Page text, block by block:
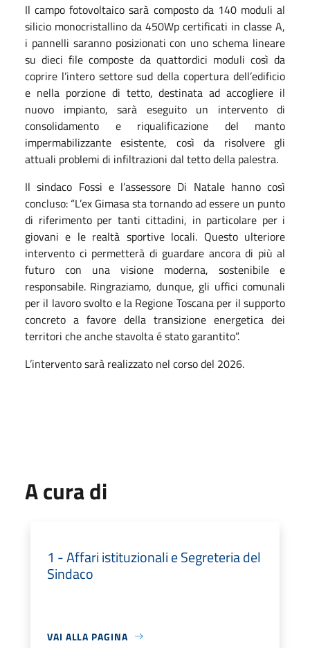
Il campo fotovoltaico sarà composto da 140 moduli al
silicio monocristallino da 450Wp certificati in classe A,
i pannelli saranno posizionati con uno schema lineare
su dieci file composte da quattordici moduli così da
coprire l’intero settore sud della copertura dell’edificio
e nella porzione di tetto, destinata ad accogliere il
nuovo impianto, sarà eseguito un intervento di
consolidamento e riqualificazione del manto
impermabilizzante esistente, così da risolvere gli
attuali problemi di infiltrazioni dal tetto della palestra.
Il sindaco Fossi e l’assessore Di Natale hanno così
concluso: “L’ex Gimasa sta tornando ad essere un punto
di riferimento per tanti cittadini, in particolare per i
giovani e le realtà sportive locali. Questo ulteriore
intervento ci permetterà di guardare ancora di più al
futuro con una visione moderna, sostenibile e
responsabile. Ringraziamo, dunque, gli uffici comunali
per il lavoro svolto e la Regione Toscana per il supporto
concreto a favore della transizione energetica dei
territori che anche stavolta é stato garantito”.
L’intervento sarà realizzato nel corso del 2026.
A cura di
1 - Affari istituzionali e Segreteria del
Sindaco
VAI ALLA PAGINA